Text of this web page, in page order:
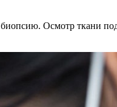
биопсию. Осмотр